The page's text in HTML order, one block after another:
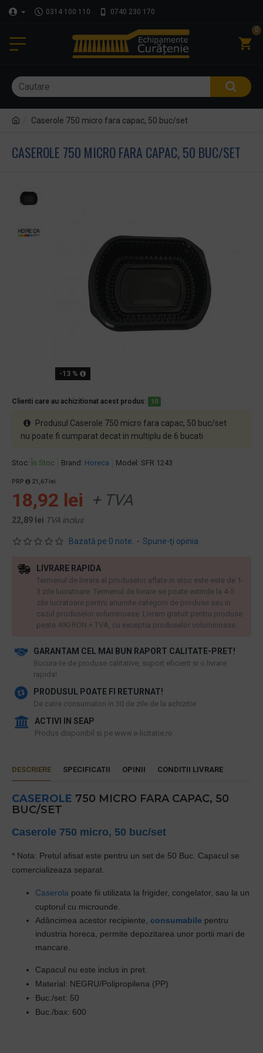
0314 100 110 0740 230 170
0
Caserole 750 micro fara capac, 50 buc/set
CASEROLE 750 MICRO FARA CAPAC, 50 BUC/SET
-13 %
Clienti care au achizitionat acest produs: 10
Stoc: În Stoc Brand: Horeca Model: SFR 1243
Bazată pe 0 note. - Spune-ţi opinia
PRP 21,67 lei
18,92 lei + TVA
22,89 lei TVA inclus
Produsul Caserole 750 micro fara capac, 50 buc/set
nu poate fi cumparat decat in multiplu de 6 bucati
GARANTAM CEL MAI BUN RAPORT CALITATE-PRET!
​Bucura-te de produse calitative, suport eficient si o livrare
rapida!
PRODUSUL POATE FI RETURNAT!
De catre consumatori in 30 de zile de la achizitie
ACTIVI IN SEAP
Produs disponibil si pe www.e-licitatie.ro
LIVRARE RAPIDA
Termenul de livrare al produselor aflate in stoc este este de 1-
3 zile lucratoare. Termenul de livrare se poate extinde la 4-5
zile lucratoare pentru anumite categorii de produse sau in
cazul produselor voluminoase. Livram gratuit pentru produse
peste 490 RON + TVA, cu exceptia produselor voluminoase.
DESCRIERE SPECIFICATII OPINII CONDITII LIVRARE
CASEROLE 750 MICRO FARA CAPAC, 50
BUC/SET
Caserole 750 micro, 50 buc/set
* Nota: Pretul afisat este pentru un set de 50 Buc. Capacul se
comercializeaza separat.
Caserola poate fii utilizata la frigider, congelator, sau la un
cuptorul cu microunde.
Adâncimea acestor recipiente, consumabile pentru
industria horeca, permite depozitarea unor portii mari de
mancare.
Capacul nu este inclus in pret.
Material: NEGRU/Polipropilena (PP)
Buc./set: 50
Buc./bax: 600